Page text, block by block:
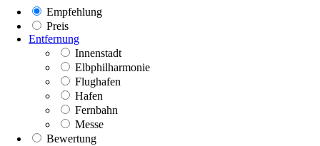
Empfehlung
Preis
Entfernung
Innenstadt
Elbphilharmonie
Flughafen
Hafen
Fernbahn
Messe
Bewertung